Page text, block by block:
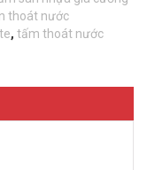
thoát nước
, tấm thoát nước